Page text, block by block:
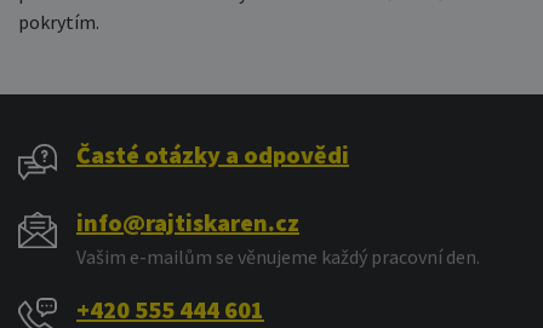
pokrytím.
Časté otázky a odpovědi
info@rajtiskaren.cz
Vašim e-mailům se věnujeme každý pracovní den.
+420 555 444 601